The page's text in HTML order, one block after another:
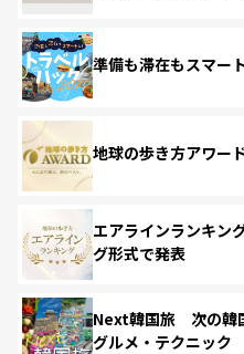
準備も滞在もスマー
地球の歩き方アワー
エアラインランキン
グ形式で発表
Next韓国旅 次の韓
グルメ・テクニック